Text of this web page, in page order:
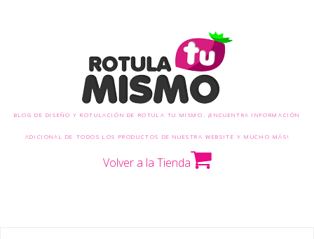
BLOG DE DISEÑO Y ROTULACIÓN DE ROTULA TU MISMO. ¡ENCUENTRA INFORMACIÓN
ADICIONAL DE TODOS LOS PRODUCTOS DE NUESTRA WEBSITE Y MUCHO MÁS!
Volver a la Tienda